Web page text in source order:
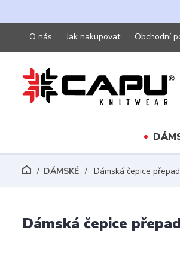
O nás Jak nakupovat Obchodní
DÁMSKÉ Dámská čepice
Dámská čepice